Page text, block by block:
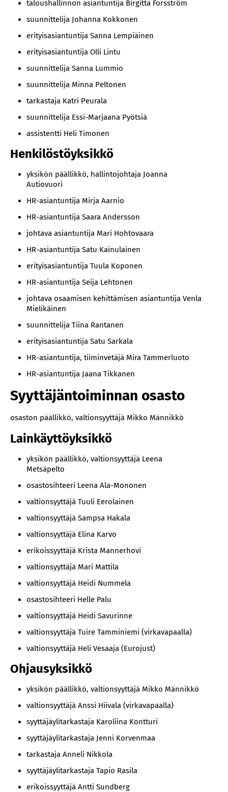
taloushallinnon asiantuntija Birgitta Forsström
suunnittelija Johanna Kokkonen
erityisasiantuntija Sanna Lempiäinen
erityisasiantuntija Olli Lintu
suunnittelija Sanna Lummio
suunnittelija Minna Peltonen
tarkastaja Katri Peurala
suunnittelija Essi-Marjaana Pyötsiä
assistentti Heli Timonen
Henkilöstöyksikkö
yksikön päällikkö, hallintojohtaja Joanna
Autiovuori
HR-asiantuntija Mirja Aarnio
HR-asiantuntija Saara Andersson
johtava asiantuntija Mari Hohtovaara
HR-asiantuntija Satu Kainulainen
erityisasiantuntija Tuula Koponen
HR-asiantuntija Seija Lehtonen
johtava osaamisen kehittämisen asiantuntija Venla
Mielikäinen
suunnittelija Tiina Rantanen
erityisasiantuntija Satu Sarkala
HR-asiantuntija, tiiminvetäjä Mira Tammerluoto
HR-asiantuntija Jaana Tikkanen
Syyttäjäntoiminnan osasto
osaston päällikkö, valtionsyyttäjä Mikko Männikkö
Lainkäyttöyksikkö
yksikön päällikkö, valtionsyyttäjä Leena
Metsäpelto
osastosihteeri Leena Ala-Mononen
valtionsyyttäjä Tuuli Eerolainen
valtionsyyttäjä Sampsa Hakala
valtionsyyttäjä Elina Karvo
erikoissyyttäjä Krista Mannerhovi
valtionsyyttäjä Mari Mattila
valtionsyyttäjä Heidi Nummela
osastosihteeri Helle Palu
valtionsyyttäjä Heidi Savurinne
valtionsyyttäjä Tuire Tamminiemi (virkavapaalla)
valtionsyyttäjä Heli Vesaaja (Eurojust)
Ohjausyksikkö
yksikön päällikkö, valtionsyyttäjä Mikko Männikkö
valtionsyyttäjä Anssi Hiivala (virkavapaalla)
syyttäjäylitarkastaja Karoliina Kontturi
syyttäjäylitarkastaja Jenni Korvenmaa
tarkastaja Anneli Nikkola
syyttäjäylitarkastaja Tapio Rasila
erikoissyyttäjä Antti Sundberg